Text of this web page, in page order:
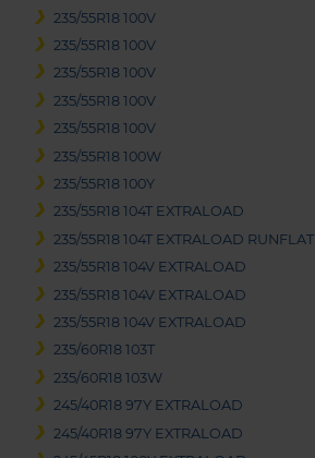
235/55R18 100V
235/55R18 100V
235/55R18 100V
235/55R18 100V
235/55R18 100V
235/55R18 100W
235/55R18 100Y
235/55R18 104T EXTRALOAD
235/55R18 104T EXTRALOAD RUNFLAT
235/55R18 104V EXTRALOAD
235/55R18 104V EXTRALOAD
235/55R18 104V EXTRALOAD
235/60R18 103T
235/60R18 103W
245/40R18 97Y EXTRALOAD
245/40R18 97Y EXTRALOAD